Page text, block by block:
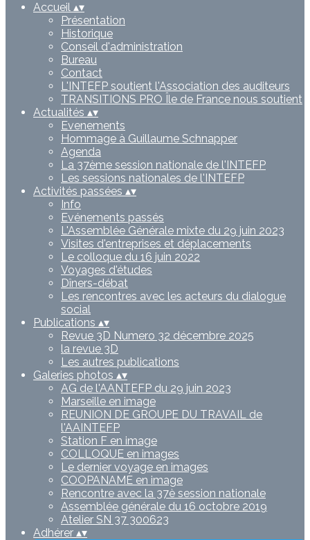
Accueil ▴▾
Présentation
Historique
Conseil d'administration
Bureau
Contact
L'INTEFP soutient l'Association des auditeurs
TRANSITIONS PRO Île de France nous soutient
Actualités ▴▾
Evenements
Hommage à Guillaume Schnapper
Agenda
La 37ème session nationale de l'INTEFP
Les sessions nationales de l'INTEFP
Activités passées ▴▾
Info
Evénements passés
L'Assemblée Générale mixte du 29 juin 2023
Visites d'entreprises et déplacements
Le colloque du 16 juin 2022
Voyages d'études
Dîners-débat
Les rencontres avec les acteurs du dialogue
social
Publications ▴▾
Revue 3D Numero 32 décembre 2025
la revue 3D
Les autres publications
Galeries photos ▴▾
AG de l'AANTEFP du 29 juin 2023
Marseille en image
REUNION DE GROUPE DU TRAVAIL de
l'AAINTEFP
Station F en image
COLLOQUE en images
Le dernier voyage en images
COOPANAME en image
Rencontre avec la 37è session nationale
Assemblée générale du 16 octobre 2019
Atelier SN 37 300623
Adhérer ▴▾